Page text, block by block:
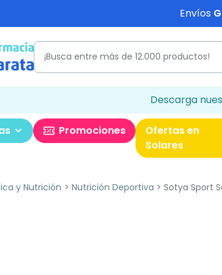
Envíos
Descarga
Promociones
Ofertas en
Solares
y Nutrición Nutrición Deportiva Sotya Sport